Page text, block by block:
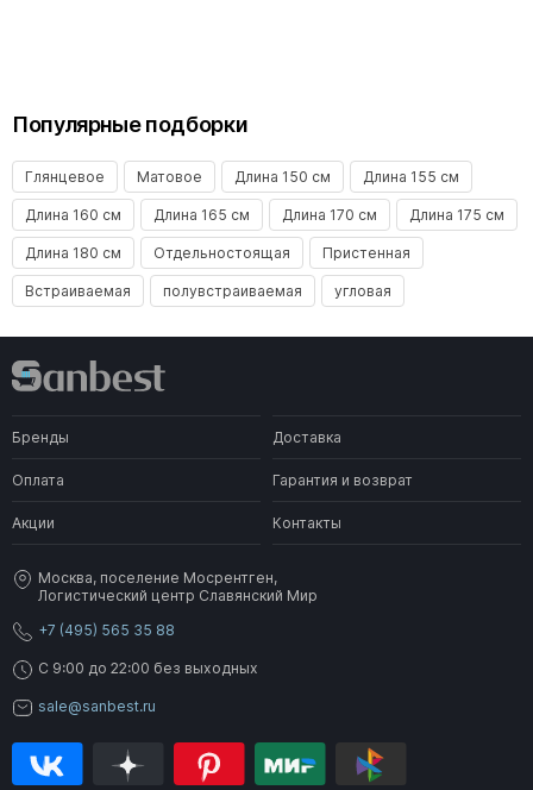
Популярные подборки
Глянцевое Матовое Длина 150 см Длина 155 см
Длина 160 см Длина 165 см Длина 170 см Длина 175 см
Длина 180 см Отдельностоящая Пристенная
Встраиваемая полувстраиваемая угловая
Бренды Доставка
Оплата Гарантия и возврат
Акции Контакты
Москва, поселение Мосрентген,
Логистический центр Славянский Мир
+7 (495) 565 35 88
C 9:00 до 22:00 без выходных
sale@sanbest.ru